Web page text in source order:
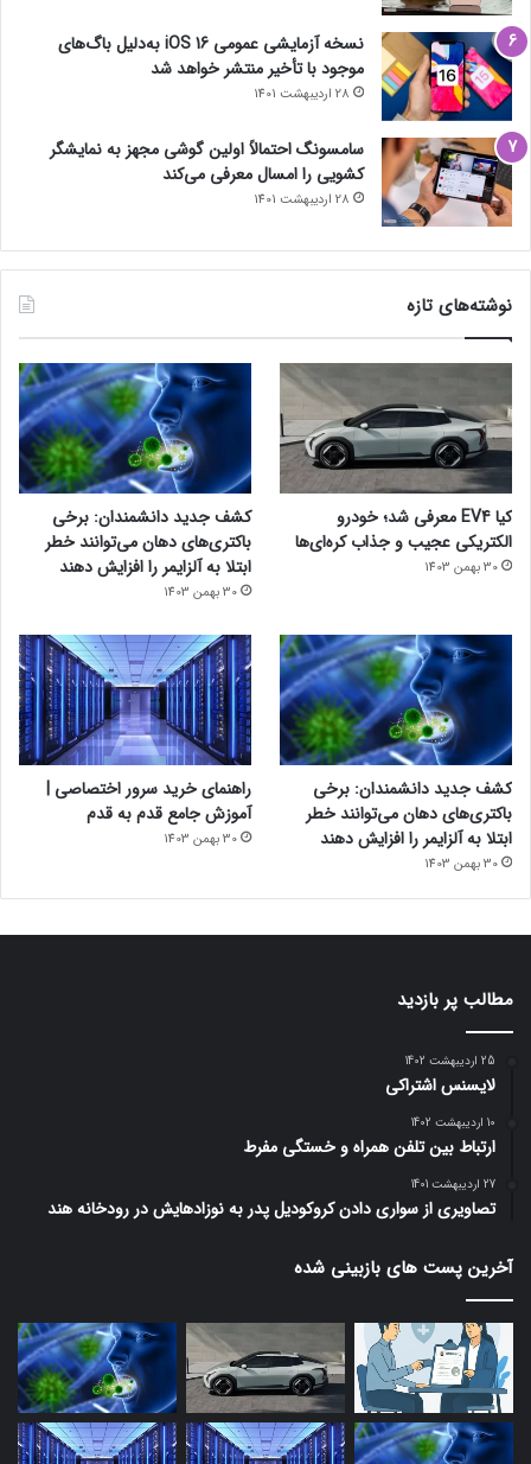
نسخه آزمایشی عمومی iOS 16 به‌دلیل باگ‌های
موجود با تأخیر منتشر خواهد شد
28 اردیبهشت 1401
سامسونگ احتمالاً اولین گوشی مجهز به نمایشگر
کشویی را امسال معرفی می‌کند
28 اردیبهشت 1401
نوشته‌های تازه
کیا EV4 معرفی شد؛ خودرو
الکتریکی عجیب و جذاب کره‌ای‌ها
30 بهمن 1403
کشف جدید دانشمندان: برخی
باکتری‌های دهان می‌توانند خطر
ابتلا به آلزایمر را افزایش دهند
30 بهمن 1403
کشف جدید دانشمندان: برخی
باکتری‌های دهان می‌توانند خطر
ابتلا به آلزایمر را افزایش دهند
30 بهمن 1403
راهنمای خرید سرور اختصاصی |
آموزش جامع قدم به قدم
30 بهمن 1403
مطالب پر بازدید
25 اردیبهشت 1402
لایسنس اشتراکی
10 اردیبهشت 1402
ارتباط بین تلفن همراه و خستگی مفرط
27 اردیبهشت 1401
تصاویری از سواری دادن کروکودیل پدر به نوزادهایش در رودخانه هند
آخرین پست های بازبینی شده